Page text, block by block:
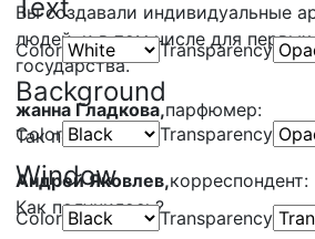
Text
Color Transparency
Background
Color Transparency
Window
Color Transparency
Вы создавали индивидуальные
людей, и в том числе для
государства.
жанна Гладкова,парфюмер:
Так получилось.
Андрей Яковлев,корреспондент:
Как получилось?